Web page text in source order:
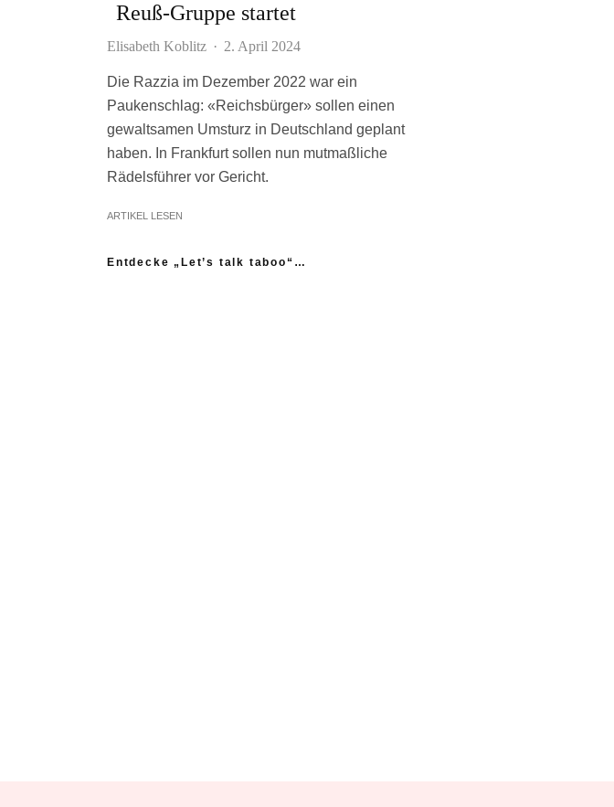
Reuß-Gruppe startet
Elisabeth Koblitz · 2. April 2024
Die Razzia im Dezember 2022 war ein
Paukenschlag: «Reichsbürger» sollen einen
gewaltsamen Umsturz in Deutschland geplant
haben. In Frankfurt sollen nun mutmaßliche
Rädelsführer vor Gericht.
ARTIKEL LESEN
Entdecke „Let’s talk taboo“…